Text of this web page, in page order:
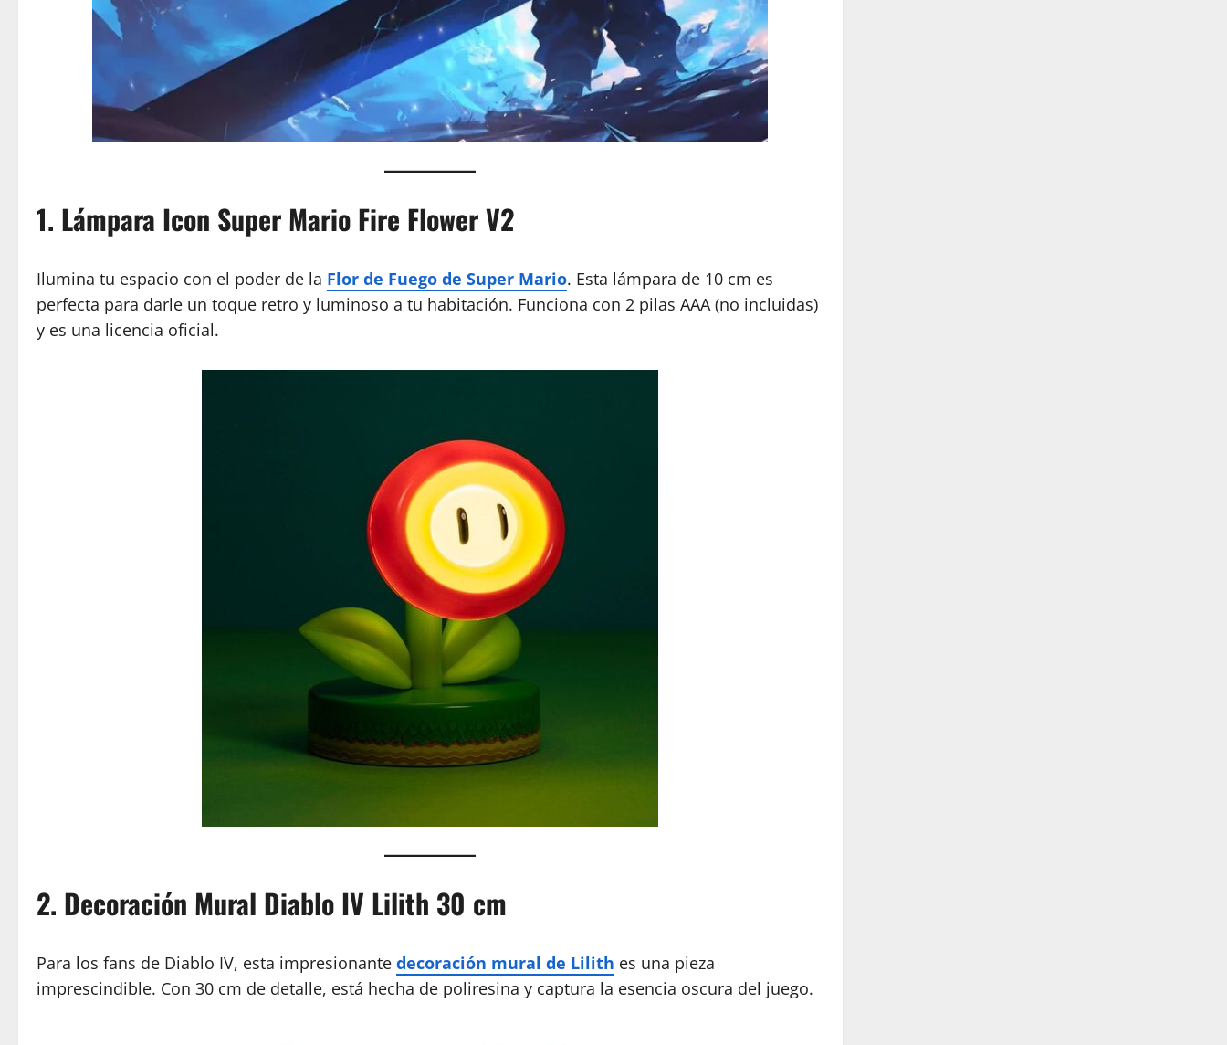
1. Lámpara Icon Super Mario Fire Flower V2
Ilumina tu espacio con el poder de la Flor de Fuego de Super Mario. Esta lámpara de 10 cm es
perfecta para darle un toque retro y luminoso a tu habitación. Funciona con 2 pilas AAA (no incluidas)
y es una licencia oficial.
2. Decoración Mural Diablo IV Lilith 30 cm
Para los fans de Diablo IV, esta impresionante decoración mural de Lilith es una pieza
imprescindible. Con 30 cm de detalle, está hecha de poliresina y captura la esencia oscura del juego.